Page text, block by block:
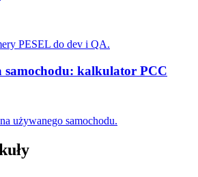
PESEL do dev i QA.
samochodu: kalkulator PCC
używanego samochodu.